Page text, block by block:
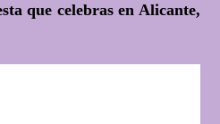
que celebras en Alicante,